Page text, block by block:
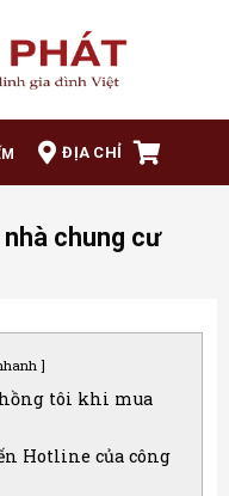
ĐỊA CHỈ
chung cư
tôi khi mua
Hotline của công